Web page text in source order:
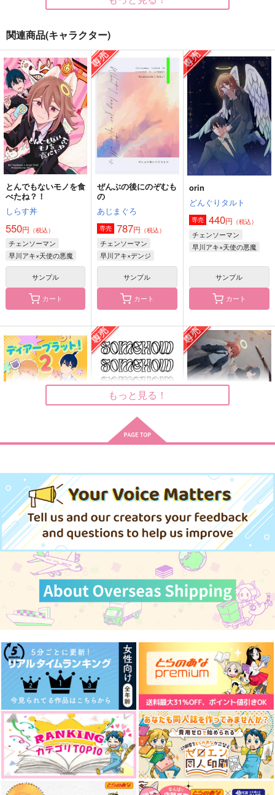
Dear Future
Baked-Bird
944円（税込）
カキツバタ×スグリ
サンプル
作品詳細
S0MEH0W
うさぎ炒飯
787円 （税込）
早川アキ×天使の悪魔
サンプル
作品詳細
In The Aquarium
水たまりの国
660 （税込）
早川アキ×天使の悪魔
サンプル
作品詳細
//KONCHIKI
787円（税込）
早川アキ×天使の悪魔
サンプル
ドアノブ
700円（税込）
早川アキ×天使の悪魔
サンプル
みたぴい
944円（税込）
早川アキ×天使の悪魔
サンプル
我々にアキ天を見せて
おみやげやさん
440円（税込）
早川アキ×天使の悪魔
サンプル
作品詳細
特急公園
715円（税込）
早川アキ×天使の悪魔
サンプル
作品詳細
One kiss is all takes.
徒然坂
（税込）
早川アキ×天使の悪魔
サンプル
作品詳細
関連商品(キャラクター)
とんでもないモノを食
べたね？！
しらす丼
550円 （税込）
チェンソーマン
早川アキ×天使の悪魔
サンプル
カート
ぜんぶの後にのぞむも
の
あじまぐろ
専売 787円 （税込）
チェンソーマン
早川アキ×デンジ
サンプル
カート
orin
どんぐりタルト
専売 440円 （税込）
チェンソーマン
早川アキ×天使の悪魔
サンプル
カート
tea blanket
629円（税込）
チェンソーマン 早川家
サンプル
カート
うさぎ炒飯
専売 787円（税込）
早川アキ×天使の悪魔
徒然坂
専売 770円（税込）
チェンソーマン
早川アキ×天使の悪魔
サンプル
そして何もなくなった
//KONCHIKI
787円（税込）
チェンソーマン
早川アキ×天使の悪魔
過剰要求
みたぴい
専売 944 （税込）
チェンソーマン
早川アキ×天使の悪魔
てのひらのむこう 下
ドアノブ
専売 700円（税込）
チェンソーマン
早川アキ×天使の悪魔
もっと見る！